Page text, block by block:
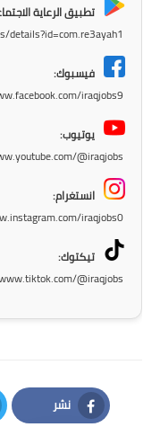
تطبيق الرعاية
details?id=com.re3ayah1
فيسبوك:
iraqjobs9
يوتيوب:
@iraqjobs
انستغرام:
iraqjobs0/
تيكتوك:
@iraqjobs
نشر